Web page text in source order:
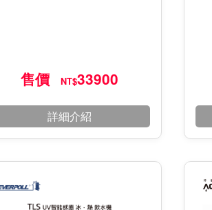
售價 NT$33900
詳細介紹